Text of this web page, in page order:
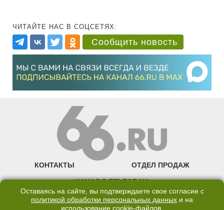
ЧИТАЙТЕ НАС В СОЦСЕТЯХ:
Сообщить новость
КОНТАКТЫ ОТДЕЛ ПРОДАЖ
КАНАЛ В TELEGRAM
ПОЛИТИКА ОБРАБОТКИ ПЕРСОНАЛЬНЫХ ДАННЫХ
Оставаясь на сайте, вы подтверждаете свое согласие с
политикой обработки персональных данных и на
использование cookie-файлов